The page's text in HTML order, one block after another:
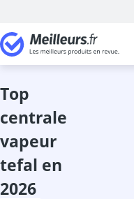
Meilleurs
top
centrale
vapeur
tefal en
2026